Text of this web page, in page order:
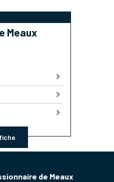
Meaux
de Meaux